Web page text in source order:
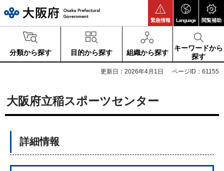
緊急情報 Language 閲覧補助
分類から探す 目的から探す 組織から探す
キーワードから
探す
更新日：2026年4月1日 ページID：61155
大阪府立稲スポーツセンター
詳細情報